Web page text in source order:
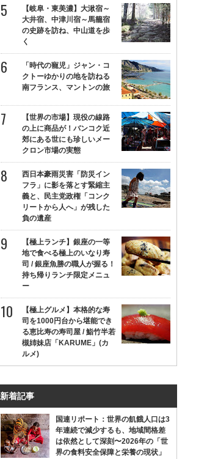
【岐阜・東美濃】大湫宿～
大井宿、中津川宿～馬籠宿
の史跡を訪ね、中山道を歩
く
「時代の寵児」ジャン・コ
クトーゆかりの地を訪ねる
南フランス、マントンの旅
【世界の市場】現役の線路
の上に商品が！バンコク近
郊にある世にも珍しいメー
クロン市場の実態
西日本豪雨災害「防災イン
フラ」に影を落とす緊縮主
義と、民主党政権「コンク
リートから人へ」が残した
負の遺産
【極上ランチ】銀座の一等
地で食べる極上のいなり寿
司 / 銀座魚勝の職人が握る！
持ち帰りランチ限定メニュ
ー
【極上グルメ】本格的な寿
司を1000円台から堪能でき
る恵比寿の寿司屋 / 鮨竹半若
槻姉妹店「KARUME」(カ
ルメ)
新着記事
国連リポート：世界の飢餓人口は3
年連続で減少するも、地域間格差
は依然として深刻〜2026年の「世
界の食料安全保障と栄養の現状」